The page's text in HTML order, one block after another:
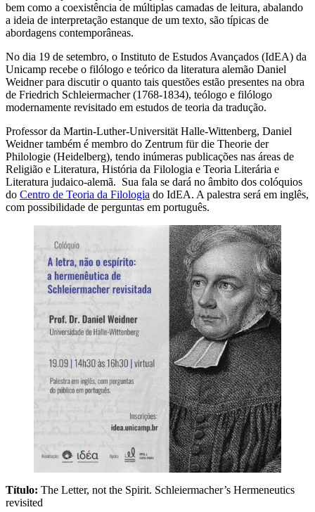
bem como a coexistência de múltiplas camadas de leitura, abalando
a ideia de interpretação estanque de um texto, são típicas de
abordagens contemporâneas.
No dia 19 de setembro, o Instituto de Estudos Avançados (IdEA) da
Unicamp recebe o filólogo e teórico da literatura alemão Daniel
Weidner para discutir o quanto tais questões estão presentes na obra
de Friedrich Schleiermacher (1768-1834), teólogo e filólogo
modernamente revisitado em estudos de teoria da tradução.
Professor da Martin-Luther-Universität Halle-Wittenberg, Daniel
Weidner também é membro do Zentrum für die Theorie der
Philologie (Heidelberg), tendo inúmeras publicações nas áreas de
Religião e Literatura, História da Filologia e Teoria Literária e
Literatura judaico-alemã. Sua fala se dará no âmbito dos colóquios
do Centro de Teoria da Filologia do IdEA. A palestra será em inglês,
com possibilidade de perguntas em português.
Título: The Letter, not the Spirit. Schleiermacher’s Hermeneutics
revisited